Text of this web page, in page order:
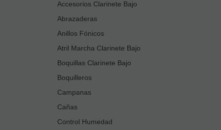
Accesorios Clarinete Bajo
Abrazaderas
Anillos Fónicos
Atril Marcha Clarinete Bajo
Boquillas Clarinete Bajo
Boquilleros
Campanas
Cañas
Control Humedad